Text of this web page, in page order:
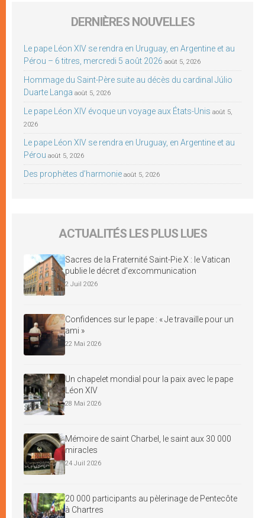
DERNIÈRES NOUVELLES
Le pape Léon XIV se rendra en Uruguay, en Argentine et au
Pérou – 6 titres, mercredi 5 août 2026 août 5, 2026
Hommage du Saint-Père suite au décès du cardinal Júlio
Duarte Langa août 5, 2026
Le pape Léon XIV évoque un voyage aux États-Unis août 5,
2026
Le pape Léon XIV se rendra en Uruguay, en Argentine et au
Pérou août 5, 2026
Des prophètes d’harmonie août 5, 2026
ACTUALITÉS LES PLUS LUES
Sacres de la Fraternité Saint-Pie X : le Vatican
publie le décret d’excommunication
2 Juil 2026
Confidences sur le pape : « Je travaille pour un
ami »
22 Mai 2026
Un chapelet mondial pour la paix avec le pape
Léon XIV
28 Mai 2026
Mémoire de saint Charbel, le saint aux 30 000
miracles
24 Juil 2026
20 000 participants au pèlerinage de Pentecôte
à Chartres